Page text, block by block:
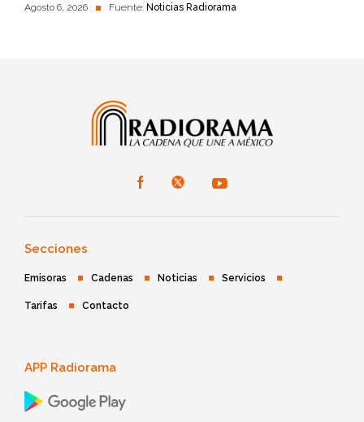
Agosto 6, 2026 Fuente: Noticias Radiorama
Secciones
Emisoras Cadenas Noticias Servicios
Tarifas Contacto
APP Radiorama